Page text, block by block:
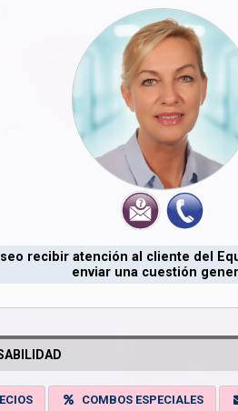
recibir atención al cliente del
enviar una cuestión
COMBOS ESPECIALES